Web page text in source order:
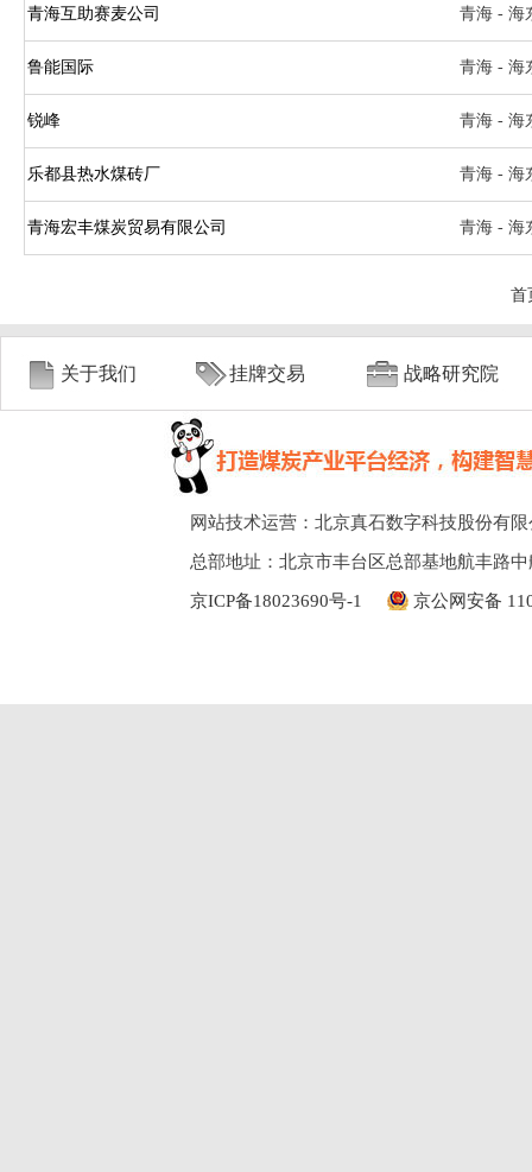
青海互助赛麦公司 青海 - 海
鲁能国际 青海 - 海
锐峰 青海 - 海
乐都县热水煤砖厂 青海 - 海
青海宏丰煤炭贸易有限公司 青海 - 海
关于我们 挂牌交易 战略研究院
网站技术运营：北京真石数字科技股份有
总部地址：北京市丰台区总部基地航丰路
京ICP备18023690号-1 京公网安备